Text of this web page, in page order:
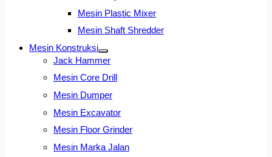
Mesin Plastic Mixer
Mesin Shaft Shredder
Mesin Konstruksi
Jack Hammer
Mesin Core Drill
Mesin Dumper
Mesin Excavator
Mesin Floor Grinder
Mesin Marka Jalan